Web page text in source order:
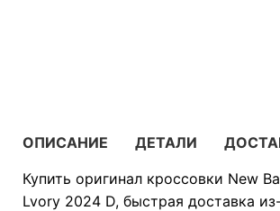
ОПИСАНИЕ ДЕТАЛИ
Купить оригинал кроссовки New
Lvory 2024 D, быстрая доставка